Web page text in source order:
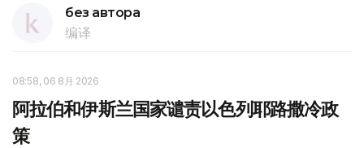
без автора
编译
08:58, 06 8月 2026
阿拉伯和伊斯兰国家谴责以色列耶路撒冷政
策